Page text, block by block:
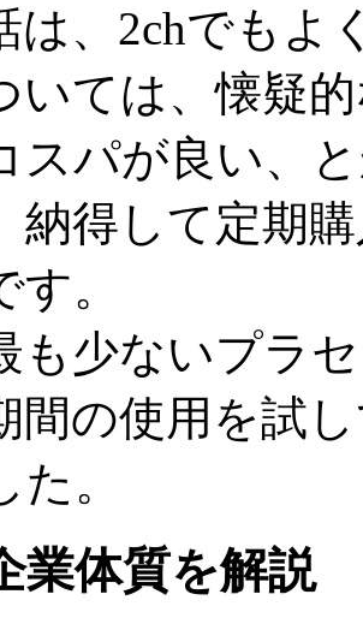
は、2chでもよ
いては、懐疑
スパが良い、
納得して定期
。
も少ないプラ
間の使用を試
。
業体質を解説